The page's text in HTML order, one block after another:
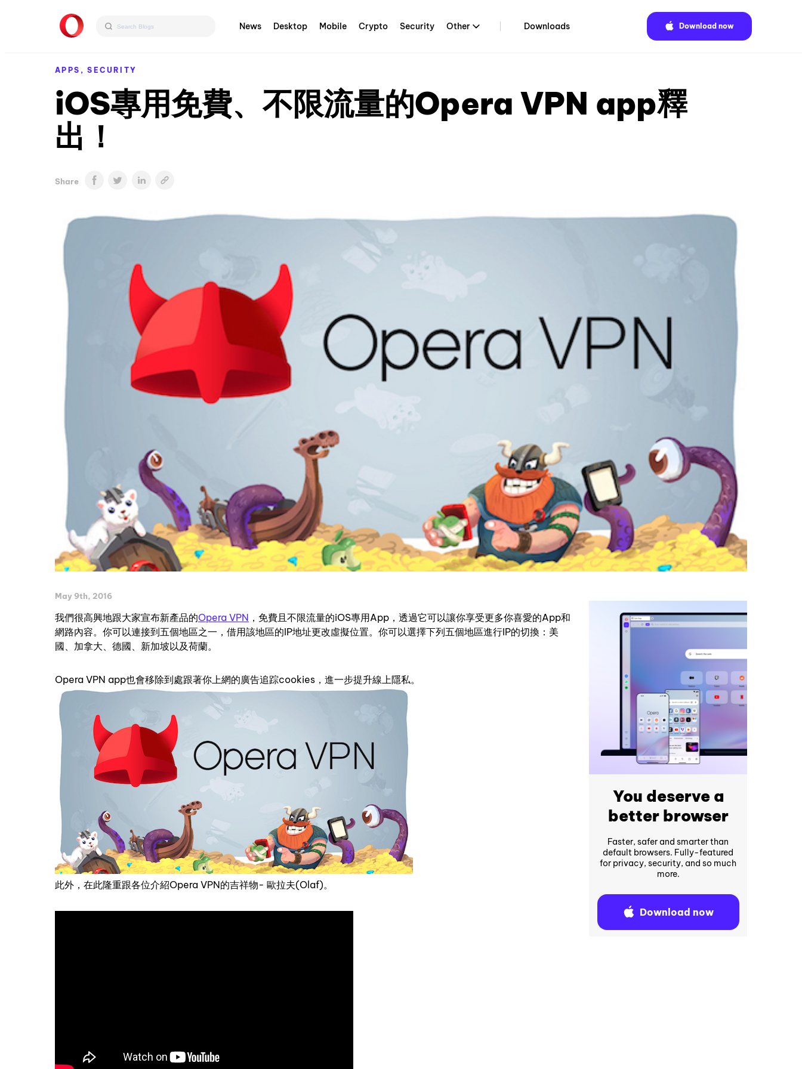
News Desktop Mobile Crypto Security Other Downloads Download now
APPS,SECURITY
iOS專用免費、不限流量的Opera VPN app釋
出！
Share
May 9th, 2016
我們很高興地跟大家宣布新產品的Opera VPN ，免費且不限流量的iOS專用App，透過它可以讓你享受更多你喜愛的App和
網路內容。你可以連接到五個地區之一，借用該地區的IP地址更改虛擬位置。你可以選擇下列五個地區進行IP的切換：美
國、加拿大、德國、新加坡以及荷蘭。
Opera VPN app也會移除到處跟著你上網的廣告追踪cookies，進一步提升線上隱私。
此外，在此隆重跟各位介紹Opera VPN的吉祥物- 歐拉夫(Olaf)。
You deserve a
better browser
Faster, safer and smarter than
default browsers. Fully-featured
for privacy, security, and so much
more.
Download now